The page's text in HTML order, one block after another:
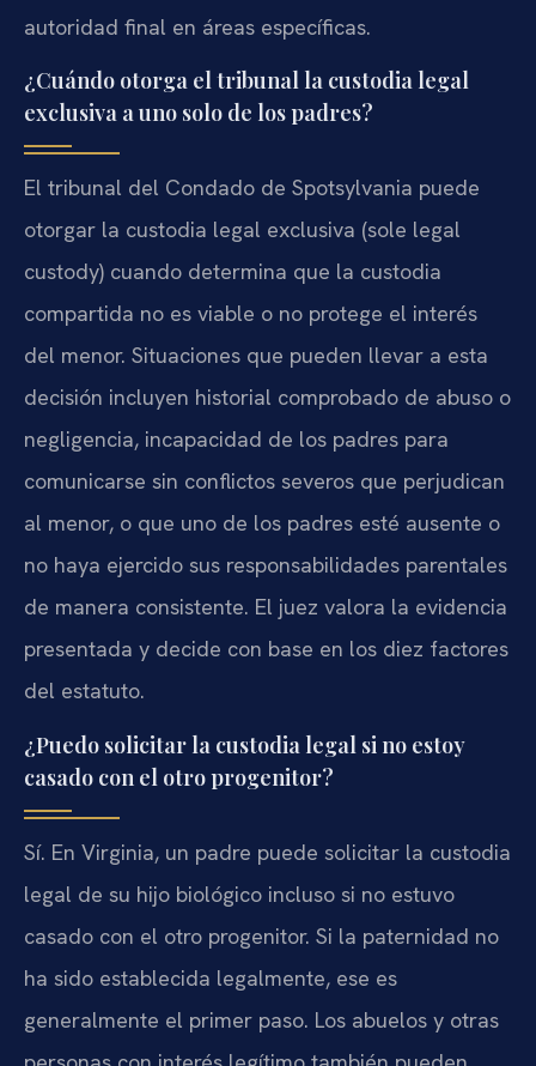
autoridad final en áreas específicas.
¿Cuándo otorga el tribunal la custodia legal
exclusiva a uno solo de los padres?
El tribunal del Condado de Spotsylvania puede
otorgar la custodia legal exclusiva (sole legal
custody) cuando determina que la custodia
compartida no es viable o no protege el interés
del menor. Situaciones que pueden llevar a esta
decisión incluyen historial comprobado de abuso o
negligencia, incapacidad de los padres para
comunicarse sin conflictos severos que perjudican
al menor, o que uno de los padres esté ausente o
no haya ejercido sus responsabilidades parentales
de manera consistente. El juez valora la evidencia
presentada y decide con base en los diez factores
del estatuto.
¿Puedo solicitar la custodia legal si no estoy
casado con el otro progenitor?
Sí. En Virginia, un padre puede solicitar la custodia
legal de su hijo biológico incluso si no estuvo
casado con el otro progenitor. Si la paternidad no
ha sido establecida legalmente, ese es
generalmente el primer paso. Los abuelos y otras